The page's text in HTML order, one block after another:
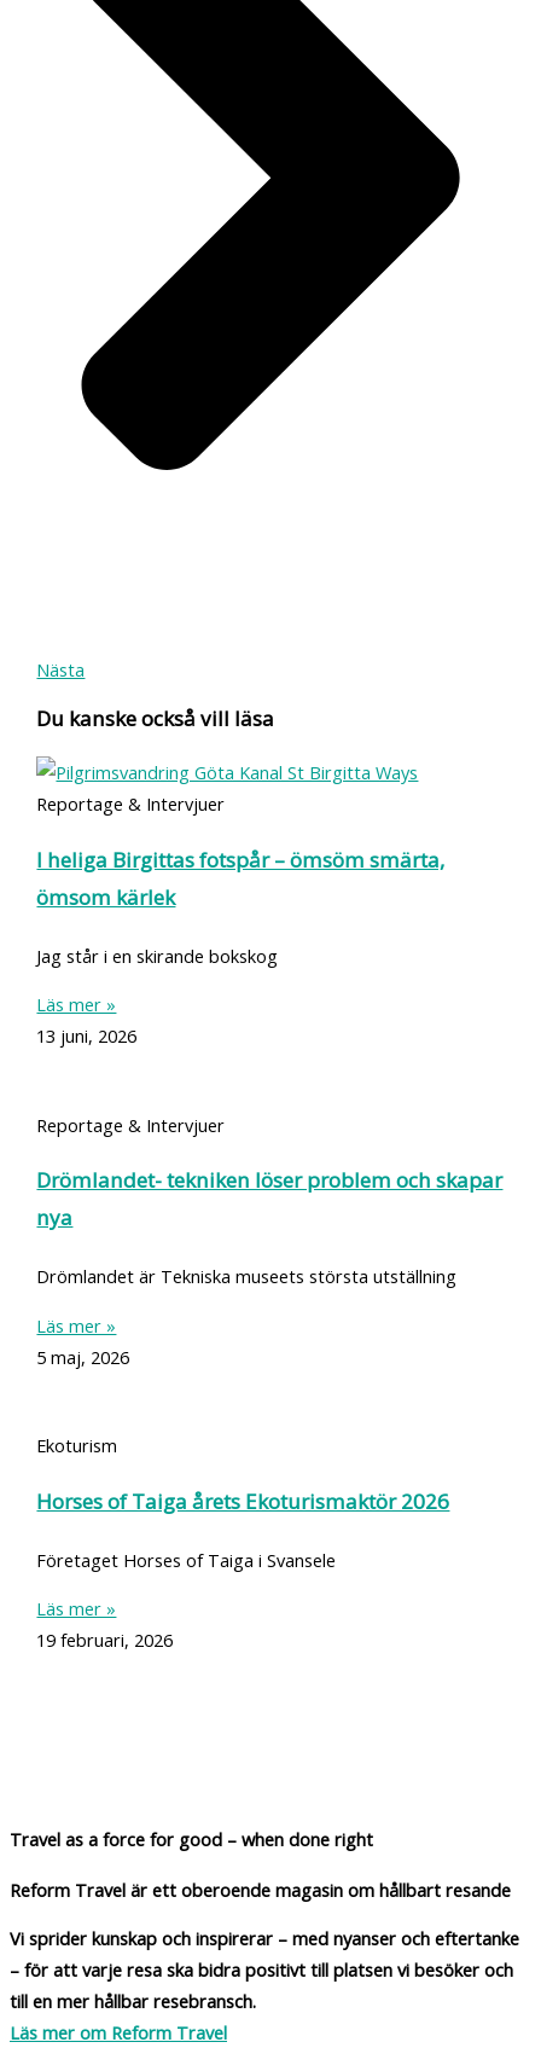
Nästa
Du kanske också vill läsa
Reportage & Intervjuer
I heliga Birgittas fotspår – ömsöm smärta,
ömsom kärlek
Jag står i en skirande bokskog
Läs mer »
13 juni, 2026
Reportage & Intervjuer
Drömlandet- tekniken löser problem och skapar
nya
Drömlandet är Tekniska museets största utställning
Läs mer »
5 maj, 2026
Ekoturism
Horses of Taiga årets Ekoturismaktör 2026
Företaget Horses of Taiga i Svansele
Läs mer »
19 februari, 2026
Travel as a force for good – when done right
Reform Travel är ett oberoende magasin om hållbart resande
Vi sprider kunskap och inspirerar – med nyanser och eftertanke
– för att varje resa ska bidra positivt till platsen vi besöker och
till en mer hållbar resebransch.
Läs mer om Reform Travel